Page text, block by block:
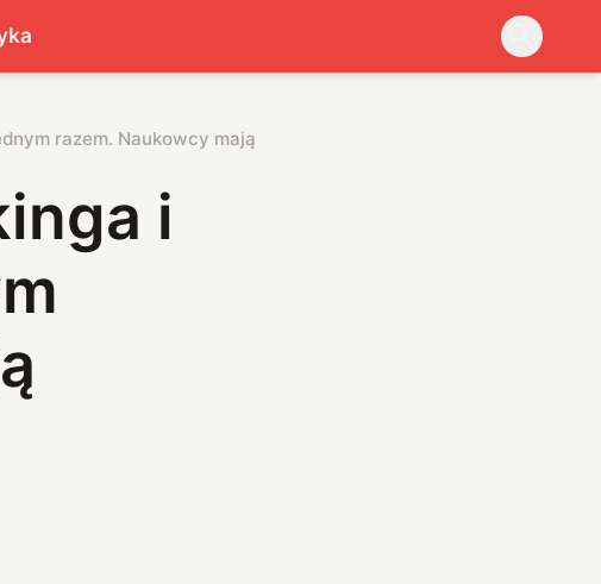
razem. Naukowcy mają pomysł na ominięcie trudności
i